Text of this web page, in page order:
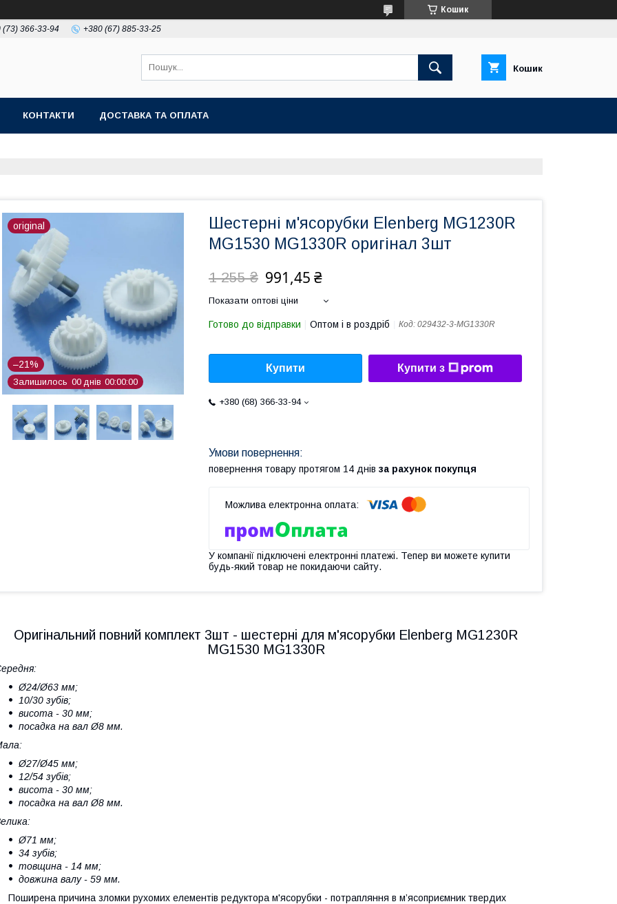
Кошик
(73) 366-33-94 +380 (67) 885-33-25
Кошик
КОНТАКТИ ДОСТАВКА ТА ОПЛАТА
original
–21%
Залишилось 00 днів 00 00 00
Шестерні м'ясорубки Elenberg MG1230R
MG1530 MG1330R оригінал 3шт
1 255 ₴ 991,45 ₴
Показати оптові ціни
Готово до відправки Оптом і в роздріб Код: 029432-3-MG1330R
Купити Купити з
+380 (68) 366-33-94
повернення товару протягом 14 днів за рахунок покупця
У компанії підключені електронні платежі. Тепер ви можете купити
будь-який товар не покидаючи сайту.
Оригінальний повний комплект 3шт - шестерні для м'ясорубки Elenberg MG1230R
MG1530 MG1330R
Ø24/Ø63 мм;
10/30 зубів;
висота - 30 мм;
посадка на вал Ø8 мм.
Ø27/Ø45 мм;
12/54 зубів;
висота - 30 мм;
посадка на вал Ø8 мм.
Ø71 мм;
34 зубів;
товщина - 14 мм;
довжина валу - 59 мм.
Поширена причина зломки рухомих елементів редуктора м'ясорубки - потрапляння в м’ясоприємник твердих